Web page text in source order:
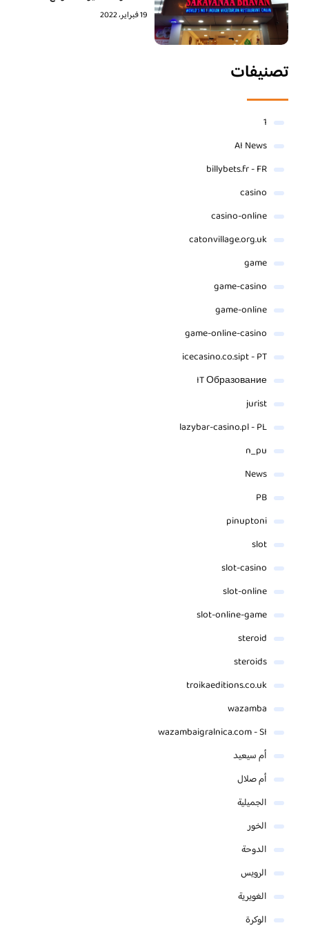
19 فبراير، 2022
تصنيفات
1
AI News
billybets.fr - FR
casino
casino-online
catonvillage.org.uk
game
game-casino
game-online
game-online-casino
icecasino.co.sipt - PT
IT Образование
jurist
lazybar-casino.pl - PL
n_pu
News
PB
pinuptoni
slot
slot-casino
slot-online
slot-online-game
steroid
steroids
troikaeditions.co.uk
wazamba
wazambaigralnica.com - SI
أم سيعيد
أم صلال
الجميلية
الخور
الدوحة
الرويس
الغويرية
الوكرة